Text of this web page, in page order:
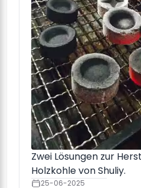
Zwei Lösungen zur
Holzkohle von Shuliy.
25-06-2025